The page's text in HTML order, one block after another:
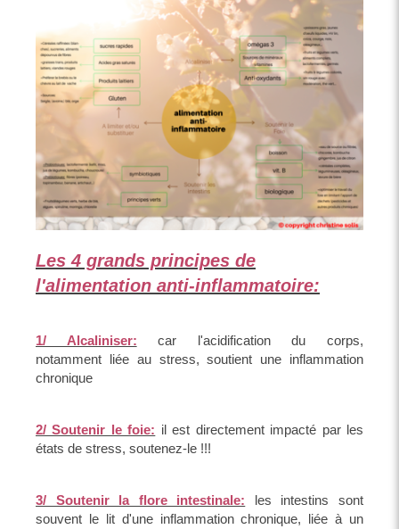
Les 4 grands principes de
l'alimentation anti-inflammatoire:
1/ Alcaliniser: car l'acidification du corps,
notamment liée au stress, soutient une inflammation
chronique
2/ Soutenir le foie: il est directement impacté par les
états de stress, soutenez-le !!!
3/ Soutenir la flore intestinale: les intestins sont
souvent le lit d'une inflammation chronique, liée à un